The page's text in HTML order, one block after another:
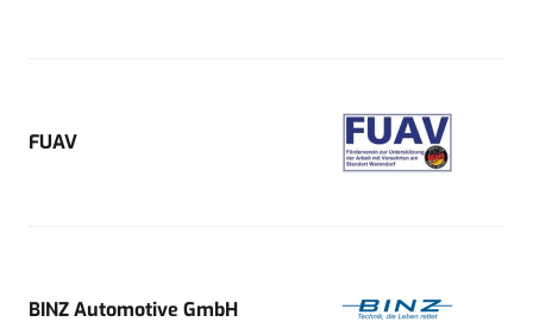
FUAV
BINZ Automotive GmbH